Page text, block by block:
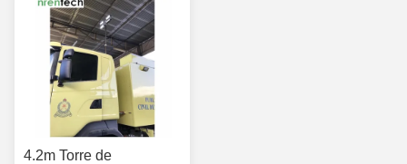
4.2m Torre de